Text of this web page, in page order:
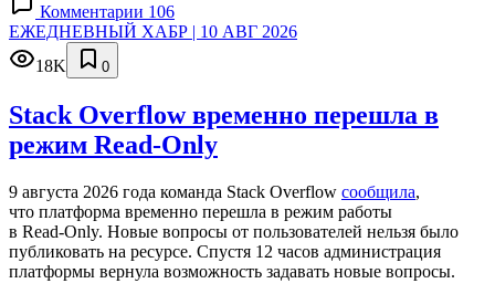
Комментарии 106
ЕЖЕДНЕВНЫЙ ХАБР | 10 АВГ 2026
18K
0
Stack Overflow временно перешла в
режим Read-Only
9 августа 2026 года команда Stack Overflow сообщила,
что платформа временно перешла в режим работы
в Read‑Only. Новые вопросы от пользователей нельзя было
публиковать на ресурсе. Спустя 12 часов администрация
платформы вернула возможность задавать новые вопросы.